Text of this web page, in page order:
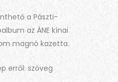
a Pászti-
az ÁNE kínai
magnó kazetta.